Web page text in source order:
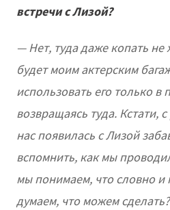
встречи с Лизой?
— Нет, туда даже копать не
будет моим актерским
использовать его только в
возвращаясь туда. Кстати,
нас появилась с Лизой
вспомнить, как мы
мы понимаем, что словно
думаем, что можем